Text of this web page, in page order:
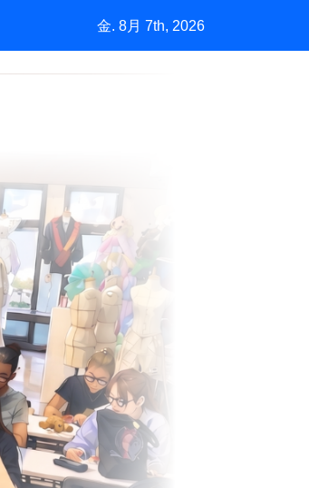
＃1450「バーニーズの挑戦」中古市場が生
金. 8月 7th, 2026